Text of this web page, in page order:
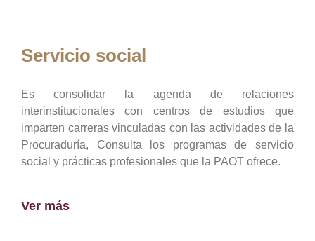
Servicio social
Es consolidar la agenda de relaciones
interinstitucionales con centros de estudios que
imparten carreras vinculadas con las actividades de la
Procuraduría, Consulta los programas de servicio
social y prácticas profesionales que la PAOT ofrece.
Ver más